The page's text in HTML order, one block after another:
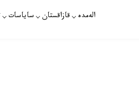
الەمدە قازاقستان ساياسات